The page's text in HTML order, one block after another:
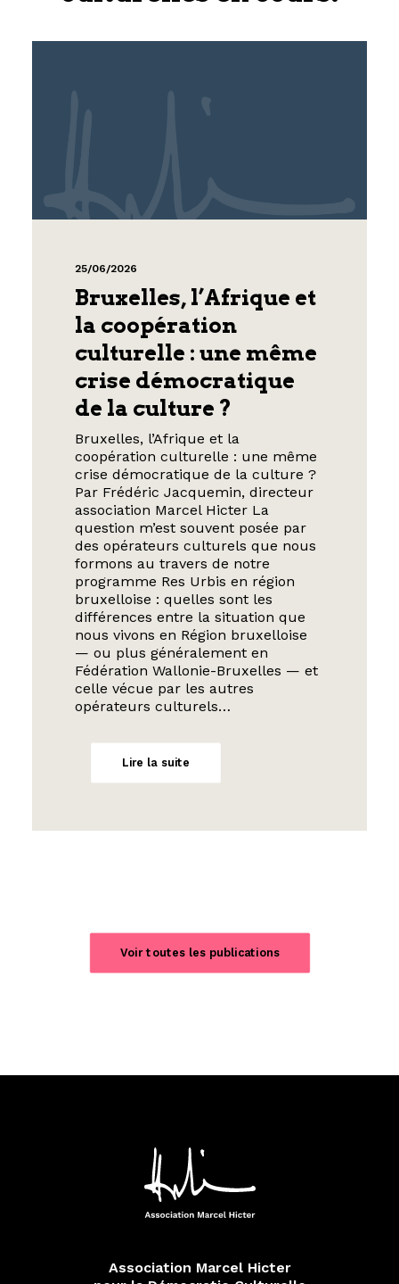
25/06/2026
Bruxelles, l’Afrique et
la coopération
culturelle : une même
crise démocratique
de la culture ?
Bruxelles, l’Afrique et la
coopération culturelle : une même
crise démocratique de la culture ?
Par Frédéric Jacquemin, directeur
association Marcel Hicter La
question m’est souvent posée par
des opérateurs culturels que nous
formons au travers de notre
programme Res Urbis en région
bruxelloise : quelles sont les
différences entre la situation que
nous vivons en Région bruxelloise
— ou plus généralement en
Fédération Wallonie-Bruxelles — et
celle vécue par les autres
opérateurs culturels…
Lire la suite
Voir toutes les publications
Association Marcel Hicter